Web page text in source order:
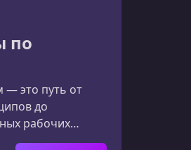
по
— это путь от
до
рабочих
по полочкам